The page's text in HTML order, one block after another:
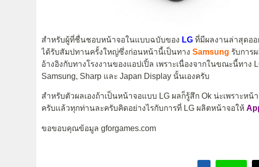
สำหรับผู้ที่ชื่นชอบหน้าจอในแบบฉบับของ LG ที่มีผลงานล่าสุดออ
ได้รับสัมปทานครั้งใหญ่ซึ่งก่อนหน้านี้เป็นทาง Samsung รับการ
อ้างอิงกับทางโรงงานของแอปเปิ้ล เพราะเนื่องจากในขณะนี้ทาง
Samsung, Sharp และ Japan Display นั้นเองครับ
สำหรับตัวผลเองถ้าเป็นหน้าจอแบบ LG ผลก็รู้สึก Ok น่ะเพราะห
ครับเเล้วทุกท่านละครับคิดอย่างไรกับการที่ LG ผลิตหน้าจอให้
ขอขอบคุณข้อมูล gforgames.com